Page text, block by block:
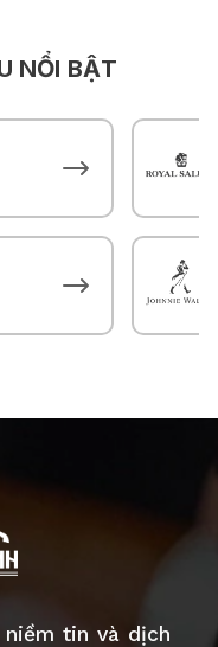
NỔI BẬT
tin và dịch